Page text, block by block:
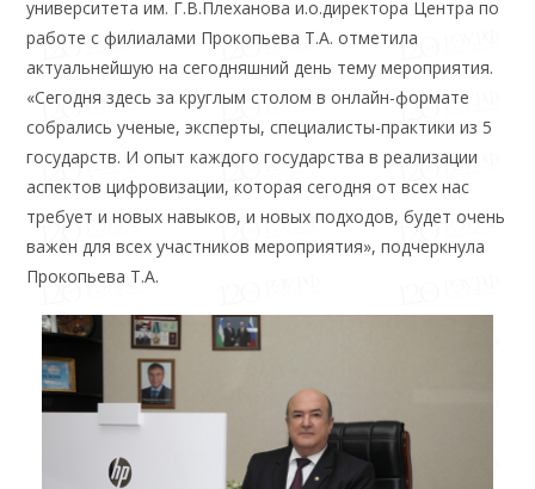
университета им. Г.В.Плеханова и.о.директора Центра по
работе с филиалами Прокопьева Т.А. отметила
актуальнейшую на сегодняшний день тему мероприятия.
«Сегодня здесь за круглым столом в онлайн-формате
собрались ученые, эксперты, специалисты-практики из 5
государств. И опыт каждого государства в реализации
аспектов цифровизации, которая сегодня от всех нас
требует и новых навыков, и новых подходов, будет очень
важен для всех участников мероприятия», подчеркнула
Прокопьева Т.А.